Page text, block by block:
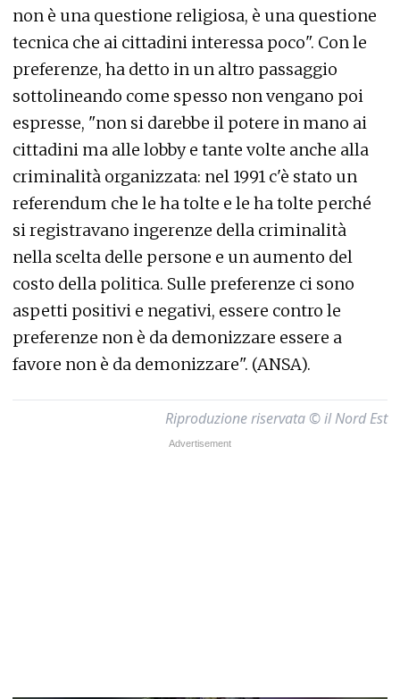
non è una questione religiosa, è una questione
tecnica che ai cittadini interessa poco". Con le
preferenze, ha detto in un altro passaggio
sottolineando come spesso non vengano poi
espresse, "non si darebbe il potere in mano ai
cittadini ma alle lobby e tante volte anche alla
criminalità organizzata: nel 1991 c'è stato un
referendum che le ha tolte e le ha tolte perché
si registravano ingerenze della criminalità
nella scelta delle persone e un aumento del
costo della politica. Sulle preferenze ci sono
aspetti positivi e negativi, essere contro le
preferenze non è da demonizzare essere a
favore non è da demonizzare". (ANSA).
Riproduzione riservata © il Nord Est